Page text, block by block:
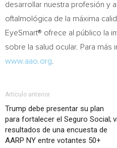
desarrollar nuestra profesión y
oftalmológica de la máxima
EyeSmart® ofrece al público la
sobre la salud ocular. Para más
www.aao.org
Artículo anterior
Trump debe presentar su plan
para fortalecer el Seguro Social;
resultados de una encuesta de
AARP NY entre votantes 50+